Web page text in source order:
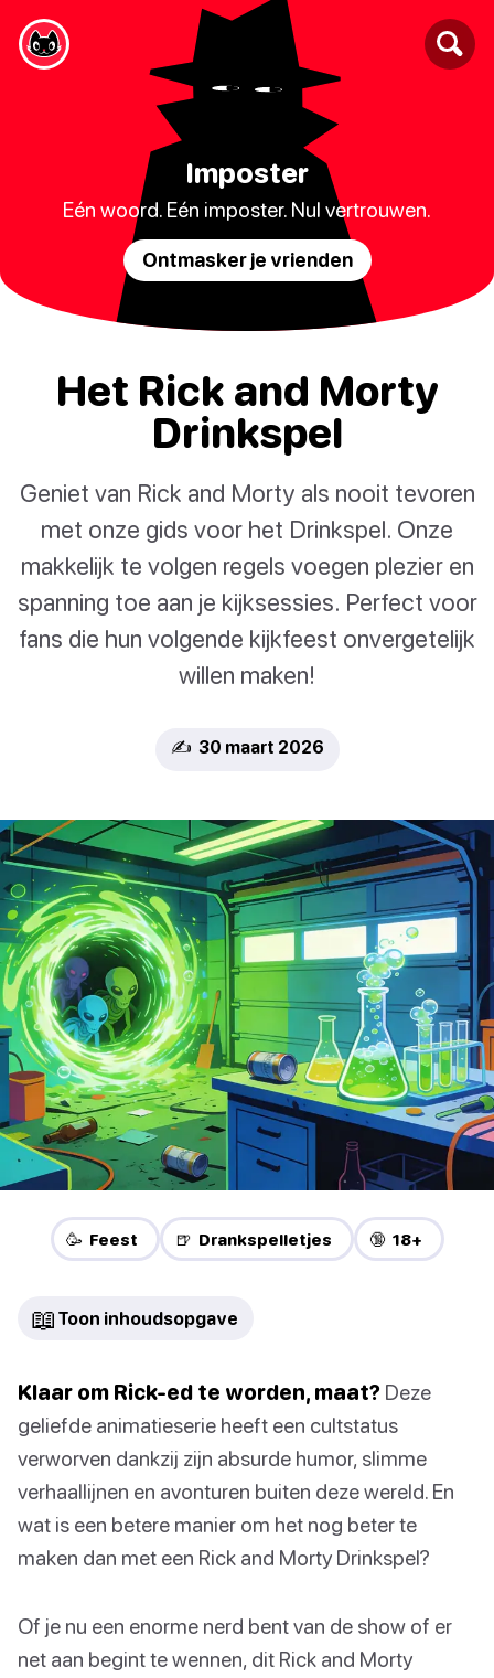
Imposter
Eén woord. Eén imposter. Nul vertrouwen.
Ontmasker je vrienden
Het Rick and Morty
Drinkspel
Geniet van Rick and Morty als nooit tevoren
met onze gids voor het Drinkspel. Onze
makkelijk te volgen regels voegen plezier en
spanning toe aan je kijksessies. Perfect voor
fans die hun volgende kijkfeest onvergetelijk
willen maken!
✍️ 30 maart 2026
🥳 Feest 🍺 Drankspelletjes 🔞 18+
📖 Toon inhoudsopgave
Klaar om Rick-ed te worden, maat? Deze
geliefde animatieserie heeft een cultstatus
verworven dankzij zijn absurde humor, slimme
verhaallijnen en avonturen buiten deze wereld. En
wat is een betere manier om het nog beter te
maken dan met een Rick and Morty Drinkspel?
Of je nu een enorme nerd bent van de show of er
net aan begint te wennen, dit Rick and Morty